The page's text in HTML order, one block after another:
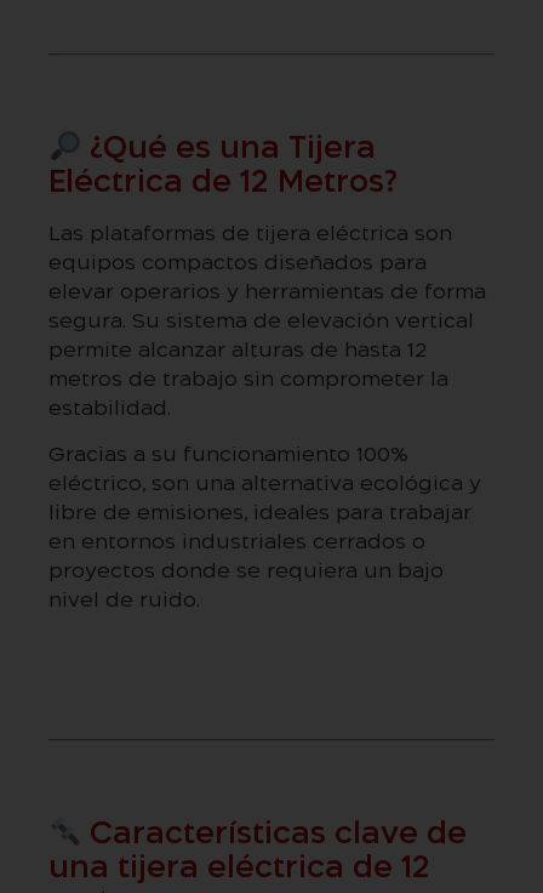
¿Qué es una Tijera
Eléctrica de 12 Metros?
Las plataformas de tijera eléctrica son
equipos compactos diseñados para
elevar operarios y herramientas de forma
segura. Su sistema de elevación vertical
permite alcanzar alturas de hasta 12
metros de trabajo sin comprometer la
estabilidad.
Gracias a su funcionamiento 100%
eléctrico, son una alternativa ecológica y
libre de emisiones, ideales para trabajar
en entornos industriales cerrados o
proyectos donde se requiera un bajo
nivel de ruido.
Características clave de
una tijera eléctrica de 12